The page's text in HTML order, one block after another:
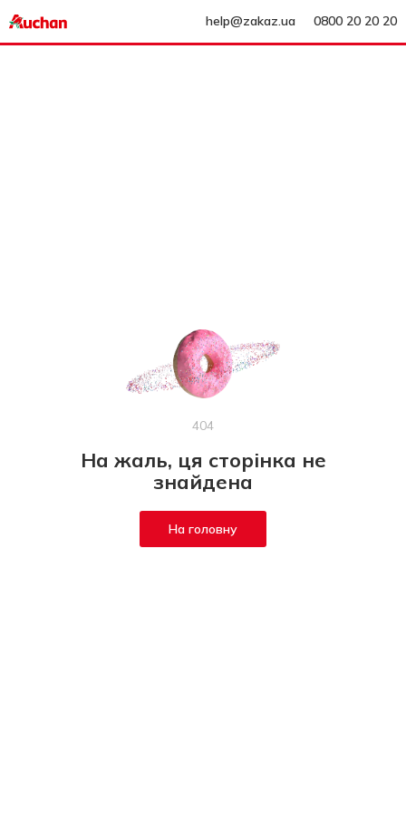
help@zakaz.ua 0800 20 20 20
404
На жаль, ця сторінка не
знайдена
На головну